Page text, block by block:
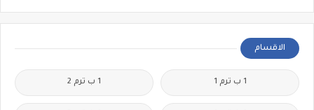
الاقسام
1 ب ترم 1 1 ب ترم 2